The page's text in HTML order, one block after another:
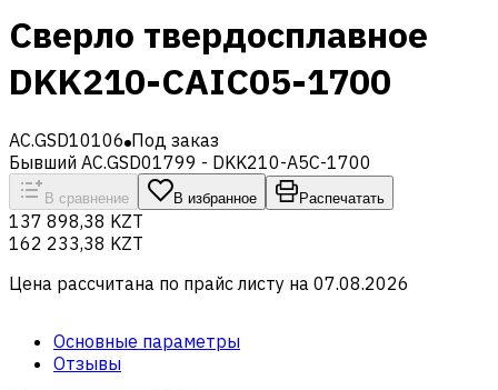
Сверло твердосплавное
DKK210-CAIC05-1700
AC.GSD10106 Под заказ
Бывший AC.GSD01799 - DKK210-A5C-1700
В сравнение В избранное Распечатать
137 898,38 KZT
162 233,38 KZT
Цена рассчитана по прайс листу на 07.08.2026
Основные параметры
Отзывы